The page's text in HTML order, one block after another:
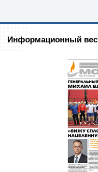
Информационный